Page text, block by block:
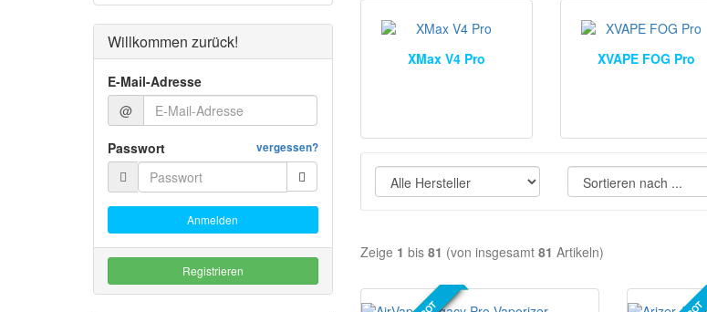
XMax V4 Pro XVAPE FOG Pro
Zeige 1 bis 81 (von insgesamt 81 Artikeln)
Willkommen zurück!
E-Mail-Adresse
@
vergessen?
Passwort
Anmelden
Registrieren